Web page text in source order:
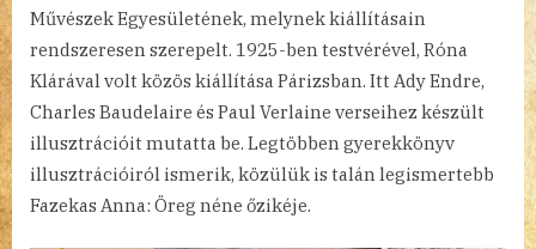
Művészek Egyesületének, melynek kiállításain
rendszeresen szerepelt. 1925-ben testvérével, Róna
Klárával volt közös kiállítása Párizsban. Itt Ady Endre,
Charles Baudelaire és Paul Verlaine verseihez készült
illusztrációit mutatta be. Legtöbben gyerekkönyv
illusztrációiról ismerik, közülük is talán legismertebb
Fazekas Anna: Öreg néne őzikéje.